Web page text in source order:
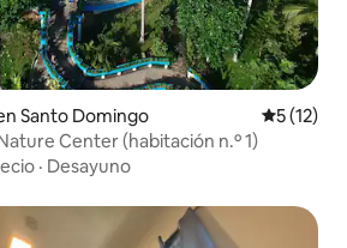
Santo Domingo
5 (12)
Center (habitación n.º 1)
· Desayuno